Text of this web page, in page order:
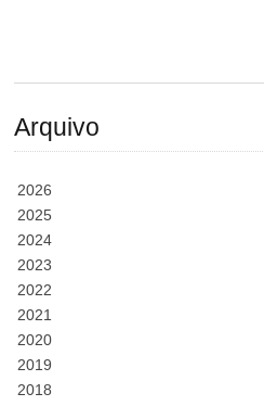
Arquivo
2026
2025
2024
2023
2022
2021
2020
2019
2018